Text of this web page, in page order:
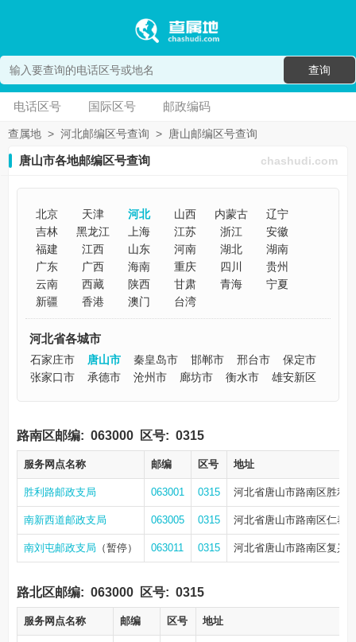
查询
电话区号 国际区号 邮政编码
查属地 > 河北邮编区号查询 > 唐山邮编区号查询
唐山市各地邮编区号查询 chashudi.com
北京 天津 河北 山西 内蒙古
辽宁
吉林
黑龙江 上海 江苏 浙江
安徽
福建
江西 山东 河南 湖北
湖南
广东
广西 海南 重庆 四川
贵州
云南
西藏 陕西 甘肃 青海
宁夏
新疆
香港 澳门 台湾
河北省各城市
石家庄市 唐山市 秦皇岛市 邯郸市 邢台市
保定市
张家口市
承德市 沧州市 廊坊市 衡水市 雄安新区
路南区邮编: 063000 区号: 0315
服务网点名称 邮编 区号 地址
胜利路邮政支局 063001 0315 河北省唐山市路南区胜利
南新西道邮政支局 063005 0315 河北省唐山市路南区仁泰
南刘屯邮政支局 （暂停） 063011 0315 河北省唐山市路南区复兴
路北区邮编: 063000 区号: 0315
服务网点名称 邮编 区号 地址